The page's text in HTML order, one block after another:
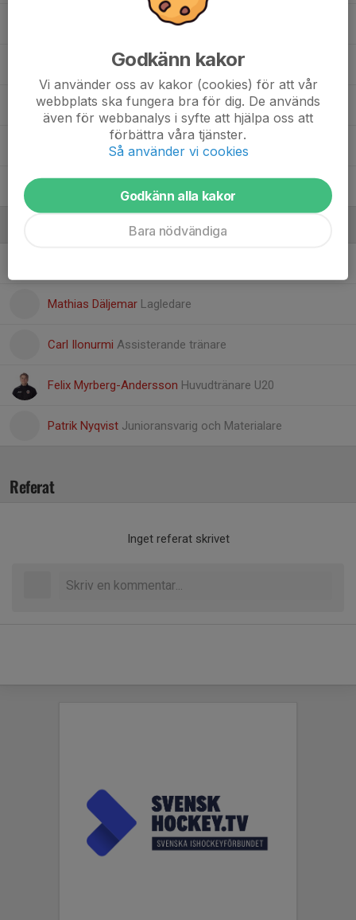
81. Harry Hallin
90. Ruben Israelsson
91. Anton Nyqvist
Mathias Däljemar Lagledare
Carl Ilonurmi Assisterande tränare
Felix Myrberg-Andersson Huvudtränare U20
Patrik Nyqvist Junioransvarig och Materialare
Referat
Inget referat skrivet
Godkänn kakor
Vi använder oss av kakor (cookies) för att vår
webbplats ska fungera bra för dig. De används
även för webbanalys i syfte att hjälpa oss att
förbättra våra tjänster.
Så använder vi cookies
Godkänn alla kakor
Bara nödvändiga